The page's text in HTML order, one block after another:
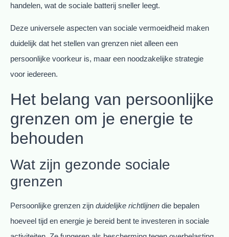
handelen, wat de sociale batterij sneller leegt.
Deze universele aspecten van sociale vermoeidheid maken
duidelijk dat het stellen van grenzen niet alleen een
persoonlijke voorkeur is, maar een noodzakelijke strategie
voor iedereen.
Het belang van persoonlijke
grenzen om je energie te
behouden
Wat zijn gezonde sociale
grenzen
Persoonlijke grenzen zijn duidelijke richtlijnen die bepalen
hoeveel tijd en energie je bereid bent te investeren in sociale